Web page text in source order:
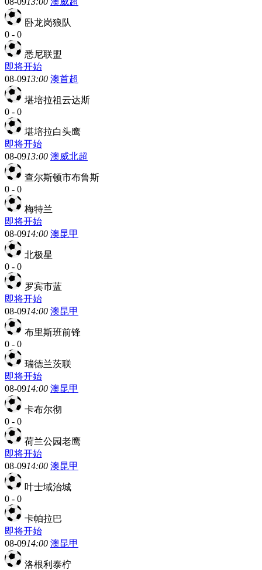
卧龙岗狼队
0 - 0
悉尼联盟
即将开始
08-0913:00 澳首超
堪培拉祖云达斯
0 - 0
堪培拉白头鹰
即将开始
08-0913:00 澳威北超
查尔斯顿市布鲁斯
0 - 0
梅特兰
即将开始
08-0914:00 澳昆甲
北极星
0 - 0
罗宾市蓝
即将开始
08-0914:00 澳昆甲
布里斯班前锋
0 - 0
瑞德兰茨联
即将开始
08-0914:00 澳昆甲
卡布尔彻
0 - 0
荷兰公园老鹰
即将开始
08-0914:00 澳昆甲
叶士域治城
0 - 0
卡帕拉巴
即将开始
08-0914:00 澳昆甲
洛根利泰柠